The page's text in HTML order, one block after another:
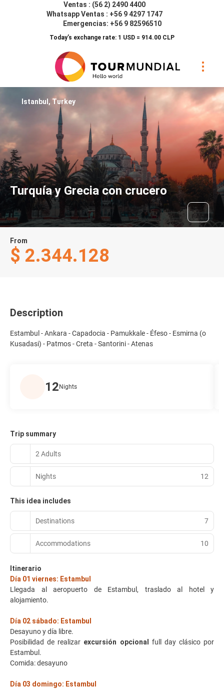
Ventas : (56 2) 2490 4400
Whatsapp Ventas : +56 9 4297 1747
Emergencias: +56 9 82596510
Today’s exchange rate: 1 USD = 914.00 CLP
Turquía y Grecia con crucero
Istanbul, Turkey
From
$ 2.344.128
Description
Estambul - Ankara - Capadocia - Pamukkale - Éfeso - Esmirna (o
Kusadasi) - Patmos - Creta - Santorini - Atenas
12 Nights
Trip summary
2 Adults
Nights 12
This idea includes
Destinations 7
Accommodations 10
Itinerario
Día 01 viernes: Estambul
Llegada al aeropuerto de Estambul, traslado al hotel y
alojamiento.
Día 02 sábado: Estambul
Desayuno y día libre.
Posibilidad de realizar excursión opcional
full day clásico por
Estambul.
Comida: desayuno
Día 03 domingo: Estambul